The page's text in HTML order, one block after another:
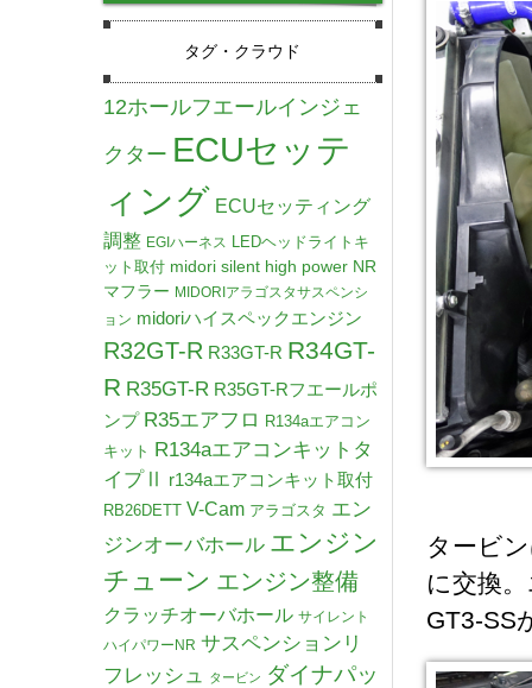
タービ
に交換
GT3‐SS
タグ・クラウド
12ホールフエールインジェ
クター ECUセッテ
ィング ECUセッティング
調整 EGIハーネス LEDヘッドライトキ
ット取付 midori silent high power NR
マフラー MIDORIアラゴスタサスペンシ
ョン midoriハイスペックエンジン
R32GT-R R33GT-R R34GT-
R R35GT-R R35GT-Rフエールポ
ンプ R35エアフロ R134aエアコン
キット R134aエアコンキットタ
イプⅡ
r134aエアコンキット取付
RB26DETT V-Cam アラゴスタ エン
ジンオーバホール エンジン
チューン エンジン整備
クラッチオーバホール サイレント
ハイパワーNR サスペンションリ
フレッシュ
タービン ダイナパッ